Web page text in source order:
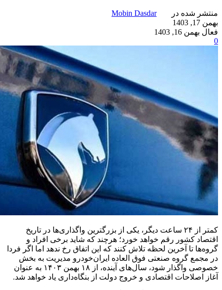
منتشر شده در
Mobin Dasdar
بهمن 17, 1403
فعال بهمن 16, 1403
0
کمتر از ۲۴ ساعت دیگر، یکی از بزرگترین واگذاری‌ها در تاریخ
اقتصاد کشور رقم خواهد خورد؛ هرچند که شاید برخی افراد و
گروه‌ها تا آخرین لحظه تلاش کنند که این اتفاق رخ ندهد اما اگر فردا
در مجمع گروه صنعتی فوق العاده ایران‌خودرو مدیریت به بخش
خصوصی واگذار شود، سال‌های آینده، از ۱۸ بهمن ١۴٠٣ به عنوان
آغاز اصلاحات اقتصادی و خروج دولت از بنگاه‌داری یاد خواهد شد.